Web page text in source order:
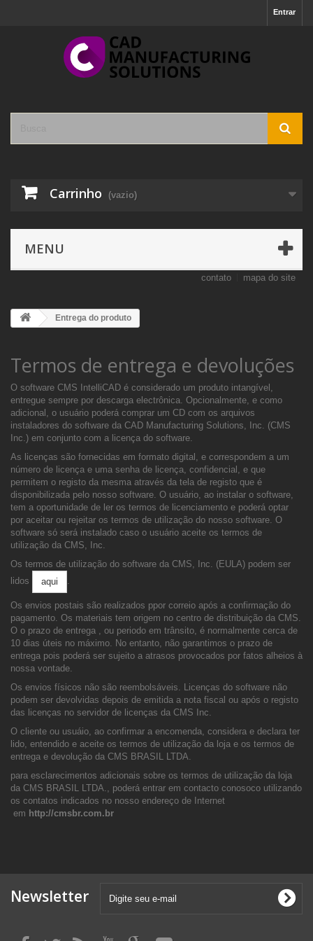
Entrar
Carrinho (vazio)
MENU
contato mapa do site
Entrega do produto
Termos de entrega e devoluções
O software CMS IntelliCAD é considerado um produto intangível,
entregue sempre por descarga electrônica. Opcionalmente, e como
adicional, o usuário poderá comprar um CD com os arquivos
instaladores do software da CAD Manufacturing Solutions, Inc. (CMS
Inc.) em conjunto com a licença do software.
As licenças são fornecidas em formato digital, e correspondem a um
número de licença e uma senha de licença, confidencial, e que
permitem o registo da mesma através da tela de registo que é
disponibilizada pelo nosso software. O usuário, ao instalar o software,
tem a oportunidade de ler os termos de licenciamento e poderá optar
por aceitar ou rejeitar os termos de utilização do nosso software. O
software só será instalado caso o usuário aceite os termos de
utilização da CMS, Inc.
Os termos de utilização do software da CMS, Inc. (EULA) podem ser
lidos
aqui .
Os envios postais são realizados ppor correio após a confirmação do
pagamento. Os materiais tem origem no centro de distribuição da CMS.
O o prazo de entrega , ou periodo em trânsito, é normalmente cerca de
10 dias úteis no máximo. No entanto, não garantimos o prazo de
entrega pois poderá ser sujeito a atrasos provocados por fatos alheios à
nossa vontade.
Os envios físicos não são reembolsáveis. Licenças do software não
podem ser devolvidas depois de emitida a nota fiscal ou após o registo
das licenças no servidor de licenças da CMS Inc.
O cliente ou usuáio, ao confirmar a encomenda, considera e declara ter
lido, entendido e aceite os termos de utilização da loja e os termos de
entrega e devolução da CMS BRASIL LTDA.
para esclarecimentos adicionais sobre os termos de utilização da loja
da CMS BRASIL LTDA., poderá entrar em contacto conosoco utilizando
os contatos indicados no nosso endereço de Internet
em http://cmsbr.com.br
Newsletter